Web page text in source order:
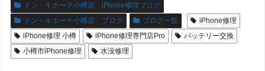
ドン・キホーテ小樽店 iPhone修理ブログ
ドン・キホーテ小樽店 ブログ
ブログ一覧
iPhone修理
iPhone修理 小樽
iPhone修理専門店Pro
バッテリー交換
小樽市iPhone修理
水没修理